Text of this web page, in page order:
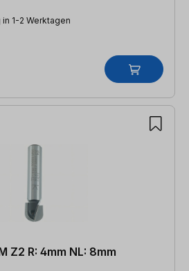
1-2 Werktagen
Z2 R: 4mm NL: 8mm